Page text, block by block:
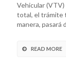
Vehicular (VTV)
total, el trámite
manera, pasará
READ MORE